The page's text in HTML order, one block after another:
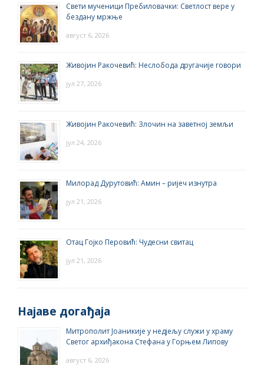
Свети мученици Пребиловачки: Светлост вере у
бездану мржње
август 6, 2026
Живојин Ракочевић: Неслобода другачије говори
јул 27, 2026
Живојин Ракочевић: Злочин на заветној земљи
јул 24, 2026
Милорад Дурутовић: Амин – ријеч изнутра
јул 21, 2026
Отац Гојко Перовић: Чудесни свитац
јул 21, 2026
Најаве догађаја
Митрополит Јоаникије у недјељу служи у храму
Светог архиђакона Стефана у Горњем Липову
август 6, 2026